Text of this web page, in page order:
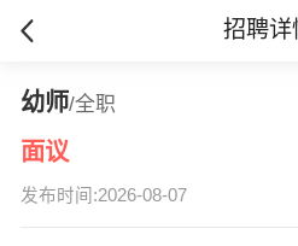
招聘详
幼师/全职
面议
发布时间:2026-08-07